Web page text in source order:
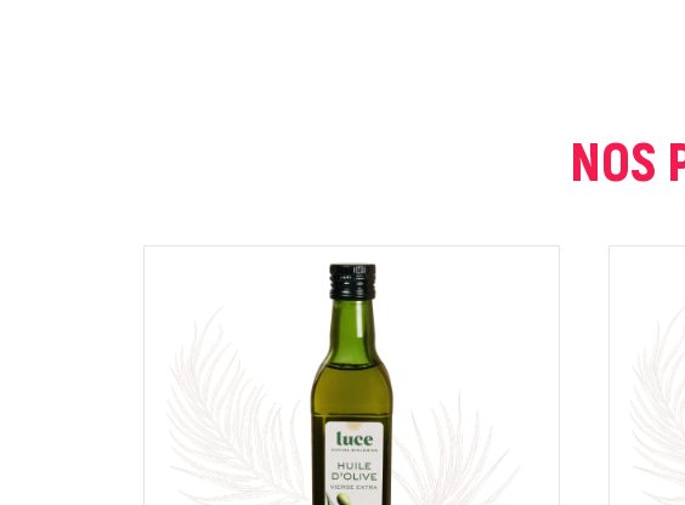
En cochant cette case, je donne mon accord pour que
commentaire de manière publique sur cette page. Pour plus
NOS